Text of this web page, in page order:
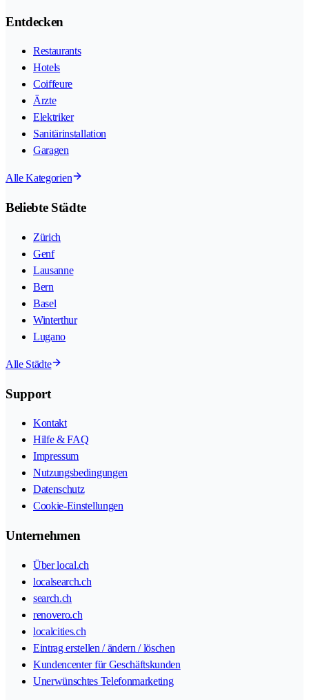
Entdecken
Restaurants
Hotels
Coiffeure
Ärzte
Elektriker
Sanitärinstallation
Garagen
Alle Kategorien
Beliebte Städte
Zürich
Genf
Lausanne
Bern
Basel
Winterthur
Lugano
Alle Städte
Support
Kontakt
Hilfe & FAQ
Impressum
Nutzungsbedingungen
Datenschutz
Cookie-Einstellungen
Unternehmen
Über local.ch
localsearch.ch
search.ch
renovero.ch
localcities.ch
Eintrag erstellen / ändern / löschen
Kundencenter für Geschäftskunden
Unerwünschtes Telefonmarketing